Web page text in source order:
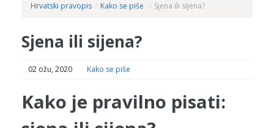
Hrvatski pravopis / Kako se piše / Sjena ili sijena?
Sjena ili sijena?
02 ožu, 2020 Kako se piše
Kako je pravilno pisati: